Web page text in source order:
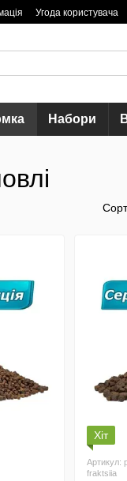
Угода користувача
Набори
Хіт
Артикул:
fraktsiia